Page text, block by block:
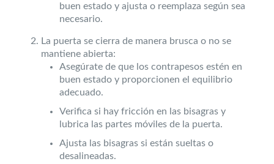
buen estado y ajusta o reemplaza según sea
necesario.
La puerta se cierra de manera brusca o no se
mantiene abierta:
Asegúrate de que los contrapesos estén en
buen estado y proporcionen el equilibrio
adecuado.
Verifica si hay fricción en las bisagras y
lubrica las partes móviles de la puerta.
Ajusta las bisagras si están sueltas o
desalineadas.